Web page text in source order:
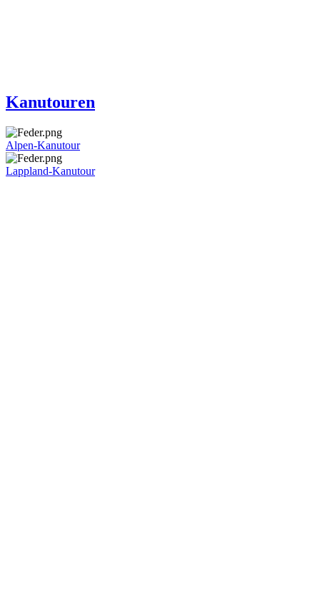
Kanutouren
Alpen-Kanutour
Lappland-Kanutour